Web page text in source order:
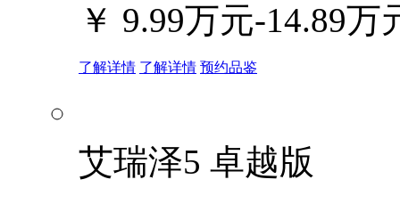
￥ 9.99万元-14.89万
了解详情 了解详情 预约品鉴
艾瑞泽5 卓越版